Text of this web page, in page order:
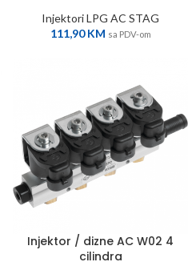
Injektori LPG AC STAG
111,90KM sa PDV-om
Injektor / dizne AC W02 4
cilindra